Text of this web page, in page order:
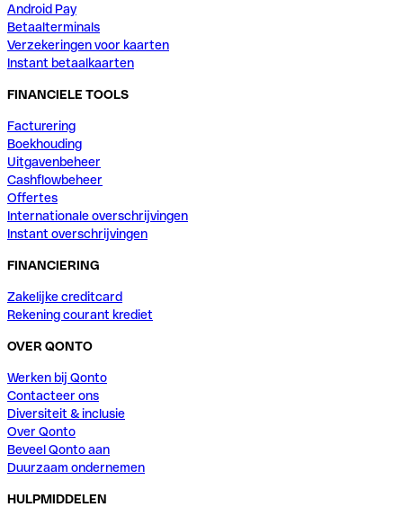
Android Pay
Betaalterminals
Verzekeringen voor kaarten
Instant betaalkaarten
FINANCIELE TOOLS
Facturering
Boekhouding
Uitgavenbeheer
Cashflowbeheer
Offertes
Internationale overschrijvingen
Instant overschrijvingen
FINANCIERING
Zakelijke creditcard
Rekening courant krediet
OVER QONTO
Werken bij Qonto
Contacteer ons
Diversiteit & inclusie
Over Qonto
Beveel Qonto aan
Duurzaam ondernemen
HULPMIDDELEN